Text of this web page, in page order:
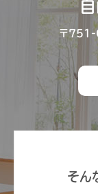
〒751-
そん